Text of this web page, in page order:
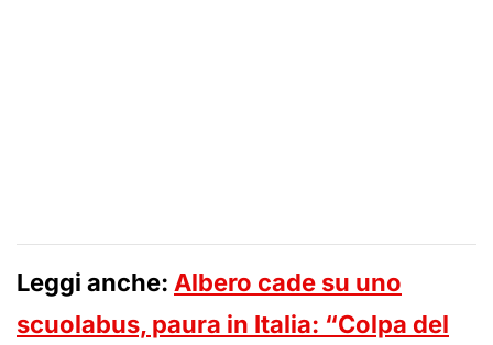
Leggi anche: Albero cade su uno
scuolabus, paura in Italia: “Colpa del